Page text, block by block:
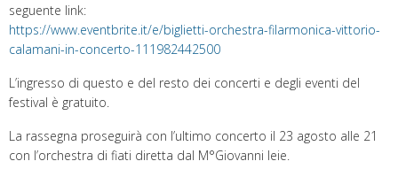
seguente link:
https://www.eventbrite.it/e/biglietti-orchestra-filarmonica-vittorio-
calamani-in-concerto-111982442500
L’ingresso di questo e del resto dei concerti e degli eventi del
festival è gratuito.
La rassegna proseguirà con l’ultimo concerto il 23 agosto alle 21
con l’orchestra di fiati diretta dal M°Giovanni Ieie.